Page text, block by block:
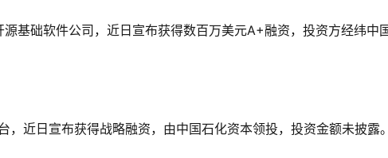
基础软件公司，近日宣布获得数百万美元A+融资，投资方经纬中国
近日宣布获得战略融资，由中国石化资本领投，投资金额未披露。